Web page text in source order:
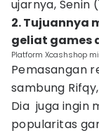
ujarnya, Senin
2. Tujuannya
geliat games
Platform Xcashshop
Pemasangan
sambung
Dia juga ingin
popularitas